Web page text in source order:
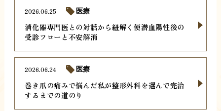
消化器専門医との対話から紐解く便潜血陽性後の
受診フローと不安解消
2026.06.25 医療
巻き爪の痛みで悩んだ私が整形外科を選んで完治
するまでの道のり
2026.06.24 医療